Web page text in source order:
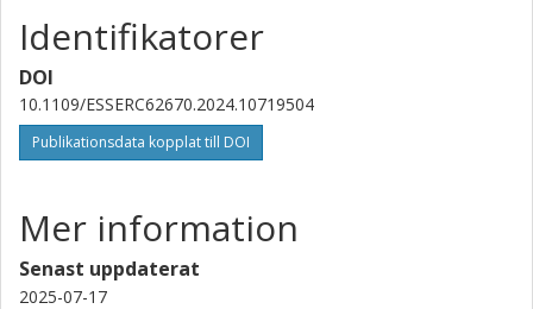
Identifikatorer
DOI
10.1109/ESSERC62670.2024.10719504
Publikationsdata kopplat till DOI
Mer information
Senast uppdaterat
2025-07-17